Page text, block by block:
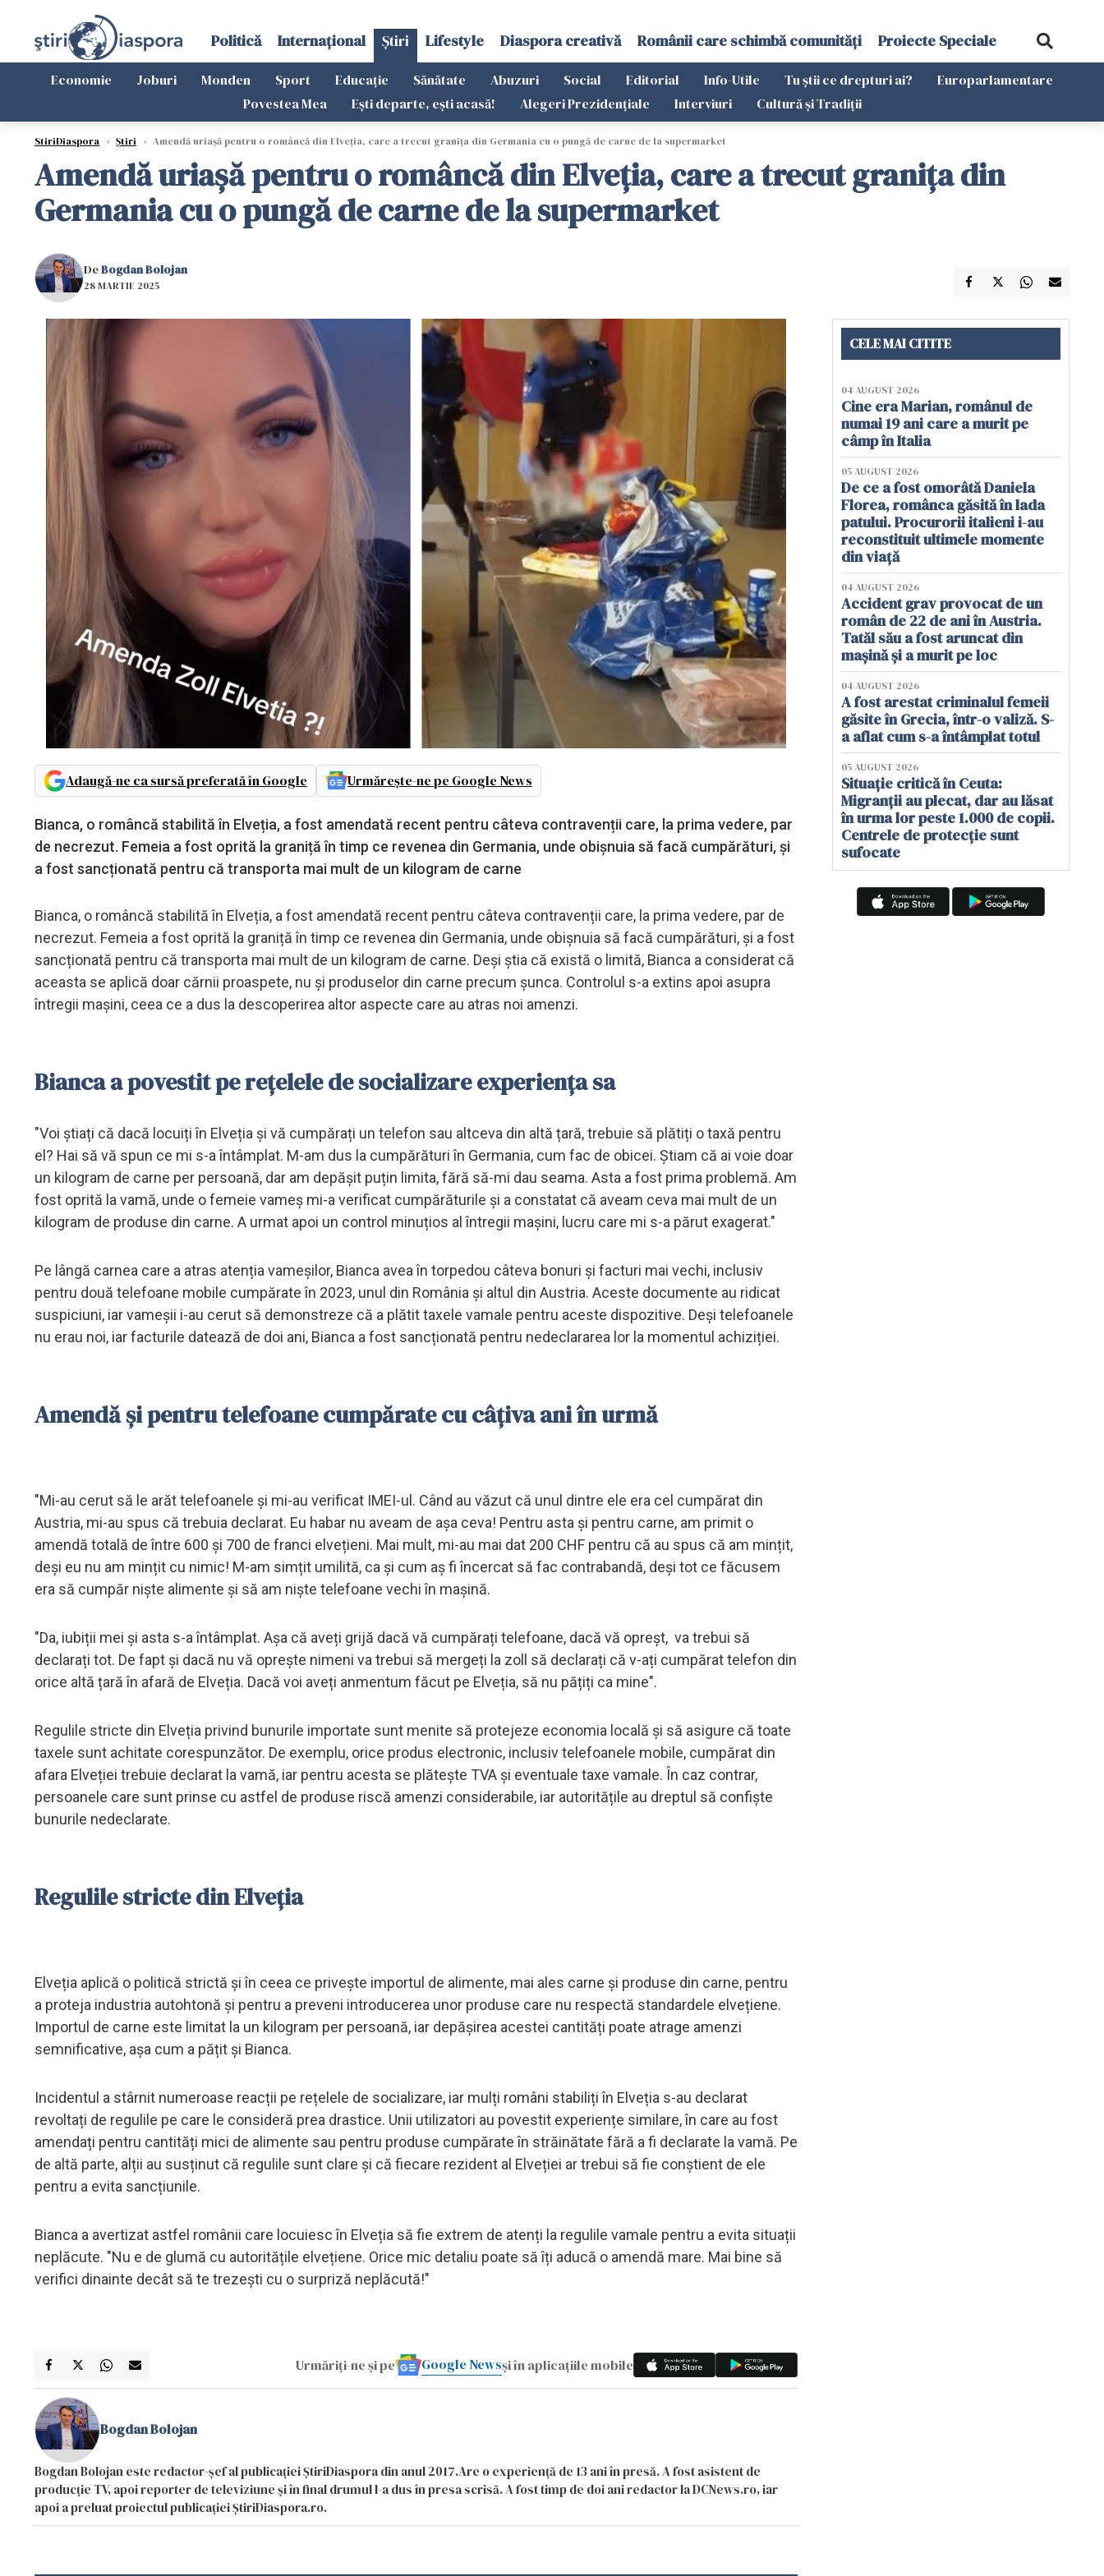
Politică Internațional Știri Lifestyle Diaspora creativă Românii care schimbă comunități Proiecte Speciale
Economie Joburi Monden Sport Educație Sănătate Abuzuri Social Editorial Info-Utile Tu știi ce drepturi ai?
Europarlamentare
Povestea Mea
Ești departe, ești acasă! Alegeri Prezidențiale Interviuri Cultură și Tradiții
StiriDiaspora › Știri › Amendă uriașă pentru o româncă din Elveția, care a trecut granița din Germania cu o pungă de carne de la supermarket
Amendă uriașă pentru o româncă din Elveția, care a trecut granița din
Germania cu o pungă de carne de la supermarket
DeBogdan Bolojan
28 MARTIE 2025
Adaugă-ne ca sursă preferată în Google Urmărește-ne pe Google News
Bianca, o româncă stabilită în Elveția, a fost amendată recent pentru câteva contravenții care, la prima vedere, par
de necrezut. Femeia a fost oprită la graniță în timp ce revenea din Germania, unde obișnuia să facă cumpărături, și
a fost sancționată pentru că transporta mai mult de un kilogram de carne
Bianca, o româncă stabilită în Elveția, a fost amendată recent pentru câteva contravenții care, la prima vedere, par de
necrezut. Femeia a fost oprită la graniță în timp ce revenea din Germania, unde obișnuia să facă cumpărături, și a fost
sancționată pentru că transporta mai mult de un kilogram de carne. Deși știa că există o limită, Bianca a considerat că
aceasta se aplică doar cărnii proaspete, nu și produselor din carne precum șunca. Controlul s-a extins apoi asupra
întregii mașini, ceea ce a dus la descoperirea altor aspecte care au atras noi amenzi.
Bianca a povestit pe rețelele de socializare experiența sa
"Voi știați că dacă locuiți în Elveția și vă cumpărați un telefon sau altceva din altă țară, trebuie să plătiți o taxă pentru
el? Hai să vă spun ce mi s-a întâmplat. M-am dus la cumpărături în Germania, cum fac de obicei. Știam că ai voie doar
un kilogram de carne per persoană, dar am depășit puțin limita, fără să-mi dau seama. Asta a fost prima problemă. Am
fost oprită la vamă, unde o femeie vameș mi-a verificat cumpărăturile și a constatat că aveam ceva mai mult de un
kilogram de produse din carne. A urmat apoi un control minuțios al întregii mașini, lucru care mi s-a părut exagerat."
Pe lângă carnea care a atras atenția vameșilor, Bianca avea în torpedou câteva bonuri și facturi mai vechi, inclusiv
pentru două telefoane mobile cumpărate în 2023, unul din România și altul din Austria. Aceste documente au ridicat
suspiciuni, iar vameșii i-au cerut să demonstreze că a plătit taxele vamale pentru aceste dispozitive. Deși telefoanele
nu erau noi, iar facturile datează de doi ani, Bianca a fost sancționată pentru nedeclararea lor la momentul achiziției.
Amendă și pentru telefoane cumpărate cu câțiva ani în urmă
"Mi-au cerut să le arăt telefoanele și mi-au verificat IMEI-ul. Când au văzut că unul dintre ele era cel cumpărat din
Austria, mi-au spus că trebuia declarat. Eu habar nu aveam de așa ceva! Pentru asta și pentru carne, am primit o
amendă totală de între 600 și 700 de franci elvețieni. Mai mult, mi-au mai dat 200 CHF pentru că au spus că am mințit,
deși eu nu am mințit cu nimic! M-am simțit umilită, ca și cum aș fi încercat să fac contrabandă, deși tot ce făcusem
era să cumpăr niște alimente și să am niște telefoane vechi în mașină.
"Da, iubiții mei și asta s-a întâmplat. Așa că aveți grijă dacă vă cumpărați telefoane, dacă vă opreșt, va trebui să
declarați tot. De fapt și dacă nu vă oprește nimeni va trebui să mergeți la zoll să declarați că v-ați cumpărat telefon din
orice altă țară în afară de Elveția. Dacă voi aveți anmentum făcut pe Elveția, să nu pățiți ca mine".
Regulile stricte din Elveția privind bunurile importate sunt menite să protejeze economia locală și să asigure că toate
taxele sunt achitate corespunzător. De exemplu, orice produs electronic, inclusiv telefoanele mobile, cumpărat din
afara Elveției trebuie declarat la vamă, iar pentru acesta se plătește TVA și eventuale taxe vamale. În caz contrar,
persoanele care sunt prinse cu astfel de produse riscă amenzi considerabile, iar autoritățile au dreptul să confiște
bunurile nedeclarate.
Regulile stricte din Elveția
Elveția aplică o politică strictă și în ceea ce privește importul de alimente, mai ales carne și produse din carne, pentru
a proteja industria autohtonă și pentru a preveni introducerea unor produse care nu respectă standardele elvețiene.
Importul de carne este limitat la un kilogram per persoană, iar depășirea acestei cantități poate atrage amenzi
semnificative, așa cum a pățit și Bianca.
Incidentul a stârnit numeroase reacții pe rețelele de socializare, iar mulți români stabiliți în Elveția s-au declarat
revoltați de regulile pe care le consideră prea drastice. Unii utilizatori au povestit experiențe similare, în care au fost
amendați pentru cantități mici de alimente sau pentru produse cumpărate în străinătate fără a fi declarate la vamă. Pe
de altă parte, alții au susținut că regulile sunt clare și că fiecare rezident al Elveției ar trebui să fie conștient de ele
pentru a evita sancțiunile.
Bianca a avertizat astfel românii care locuiesc în Elveția să fie extrem de atenți la regulile vamale pentru a evita situații
neplăcute. "Nu e de glumă cu autoritățile elvețiene. Orice mic detaliu poate să îți aducă o amendă mare. Mai bine să
verifici dinainte decât să te trezești cu o surpriză neplăcută!"
Urmăriți-ne și pe Google Newsși în aplicațiile mobile
Bogdan Bolojan
Bogdan Bolojan este redactor-șef al publicației ȘtiriDiaspora din anul 2017.Are o experiență de 13 ani în presă. A fost asistent de
producție TV, apoi reporter de televiziune și în final drumul l-a dus în presa scrisă. A fost timp de doi ani redactor la DCNews.ro, iar
apoi a preluat proiectul publicației ȘtiriDiaspora.ro.
CELE MAI CITITE
04 AUGUST 2026
Cine era Marian, românul de
numai 19 ani care a murit pe
câmp în Italia
05 AUGUST 2026
De ce a fost omorâtă Daniela
Florea, românca găsită în lada
patului. Procurorii italieni i-au
reconstituit ultimele momente
din viață
04 AUGUST 2026
Accident grav provocat de un
român de 22 de ani în Austria.
Tatăl său a fost aruncat din
mașină și a murit pe loc
04 AUGUST 2026
A fost arestat criminalul femeii
găsite în Grecia, într-o valiză. S-
a aflat cum s-a întâmplat totul
05 AUGUST 2026
Situație critică în Ceuta:
Migranții au plecat, dar au lăsat
în urma lor peste 1.000 de copii.
Centrele de protecție sunt
sufocate